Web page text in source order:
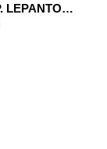
SAN ISIDRO EN EL C.E.I.P. LEPANTO (LEGANÉS)